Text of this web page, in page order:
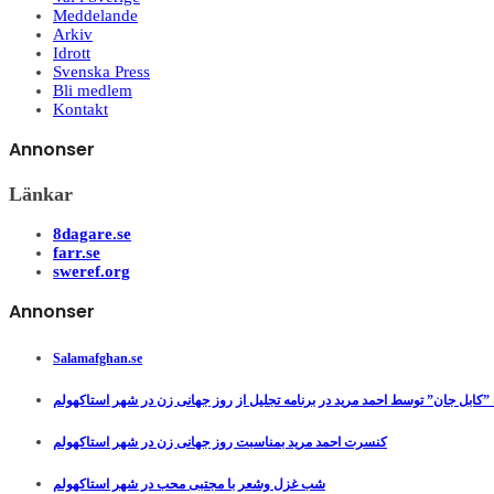
Meddelande
Arkiv
Idrott
Svenska Press
Bli medlem
Kontakt
Annonser
Länkar
8dagare.se
farr.se
sweref.org
Annonser
Salamafghan.se
”کابل جان” توسط احمد مرید در برنامه تجلیل از روز جهانی زن در شهر استاکهولم
کنسرت احمد مرید بمناسبت روز جهانی زن در شهر استاکهولم
شب غزل وشعر با مجتبی محب در شهر استاکهولم